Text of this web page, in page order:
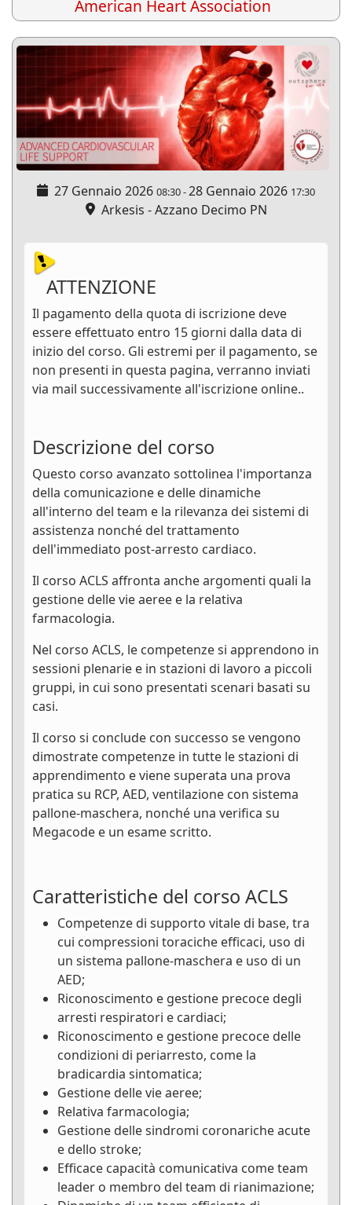
American Heart Association
27 Gennaio 2026 08:30-28 Gennaio 2026 17:30
Arkesis - Azzano Decimo PN
ATTENZIONE
Il pagamento della quota di iscrizione deve
essere effettuato entro 15 giorni dalla data di
inizio del corso. Gli estremi per il pagamento, se
non presenti in questa pagina, verranno inviati
via mail successivamente all'iscrizione online..
Descrizione del corso
Questo corso avanzato sottolinea l'importanza
della comunicazione e delle dinamiche
all'interno del team e la rilevanza dei sistemi di
assistenza nonché del trattamento
dell'immediato post-arresto cardiaco.
Il corso ACLS affronta anche argomenti quali la
gestione delle vie aeree e la relativa
farmacologia.
Nel corso ACLS, le competenze si apprendono in
sessioni plenarie e in stazioni di lavoro a piccoli
gruppi, in cui sono presentati scenari basati su
casi.
Il corso si conclude con successo se vengono
dimostrate competenze in tutte le stazioni di
apprendimento e viene superata una prova
pratica su RCP, AED, ventilazione con sistema
pallone-maschera, nonché una verifica su
Megacode e un esame scritto.
Caratteristiche del corso ACLS
Competenze di supporto vitale di base, tra
cui compressioni toraciche efficaci, uso di
un sistema pallone-maschera e uso di un
AED;
Riconoscimento e gestione precoce degli
arresti respiratori e cardiaci;
Riconoscimento e gestione precoce delle
condizioni di periarresto, come la
bradicardia sintomatica;
Gestione delle vie aeree;
Relativa farmacologia;
Gestione delle sindromi coronariche acute
e dello stroke;
Efficace capacità comunicativa come team
leader o membro del team di rianimazione;